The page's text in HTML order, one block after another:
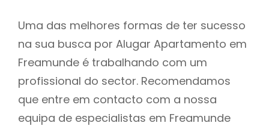
Uma das melhores formas de ter sucesso
na sua busca por Alugar Apartamento em
Freamunde é trabalhando com um
profissional do sector. Recomendamos
que entre em contacto com a nossa
equipa de especialistas em Freamunde